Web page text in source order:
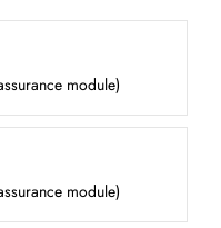
module)
module)